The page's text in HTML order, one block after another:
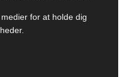
for at holde dig